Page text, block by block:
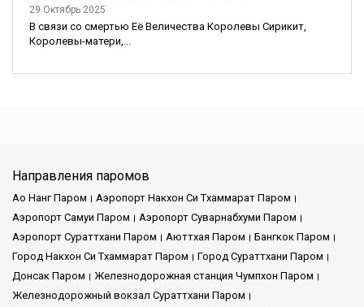
29 Октябрь 2025
В связи со смертью Её Величества Королевы Сирикит,
Королевы-матери,...
Направления паромов
Ао Нанг Паром
Аэропорт Накхон Си Тхаммарат Паром
Аэропорт Самуи Паром
Аэропорт Суварнабхуми Паром
Аэропорт Сураттхани Паром
Аюттхая Паром
Бангкок Паром
Город Накхон Си Тхаммарат Паром
Город Сураттхани Паром
Донсак Паром
Железнодорожная станция Чумпхон Паром
Железнодорожный вокзал Сураттхани Паром